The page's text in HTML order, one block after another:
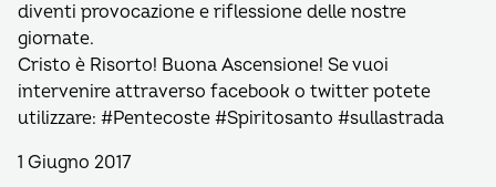
diventi provocazione e riflessione delle nostre
giornate.
Cristo è Risorto! Buona Ascensione! Se vuoi
intervenire attraverso facebook o twitter potete
utilizzare: #Pentecoste #Spiritosanto #sullastrada
1 Giugno 2017